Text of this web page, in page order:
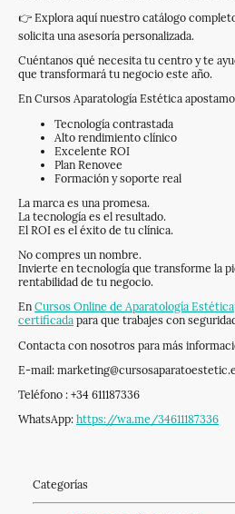
👉 Explora aquí nuestro catálogo
solicita una asesoría personalizada.
Cuéntanos qué necesita tu centro y te
que transformará tu negocio este año.
En Cursos Aparatología Estética
Tecnología contrastada
Alto rendimiento clínico
Excelente ROI
Plan Renovee
Formación y soporte real
La marca es una promesa.
La tecnología es el resultado.
El ROI es el éxito de tu clínica.
No compres un nombre.
Invierte en tecnología que transforme la
rentabilidad de tu negocio.
En Cursos Online de Aparatología Estética
certificada para que trabajes con
Contacta con nosotros para más
E-mail:
Teléfono : +34 611187336
WhatsApp: https://wa.me/34611187336
Categorías